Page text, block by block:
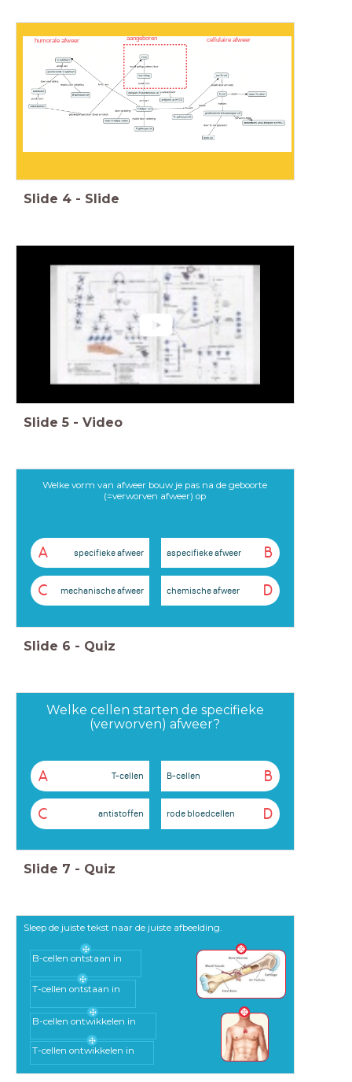
humorale afweer cellulaire afweer
aangeboren
Slide 4 - Slide
Slide 5 - Video
Welke vorm van afweer bouw je pas na de geboorte
(=verworven afweer) op
A specifieke afweer B
aspecifieke afweer
C mechanische afweer D
chemische afweer
Slide 6 - Quiz
Welke cellen starten de specifieke
(verworven) afweer?
A T-cellen B
B-cellen
C antistoffen D
rode bloedcellen
Slide 7 - Quiz
Sleep de juiste tekst naar de juiste afbeelding.
B-cellen ontstaan in
B-cellen ontwikkelen in
T-cellen ontstaan in
T-cellen ontwikkelen in